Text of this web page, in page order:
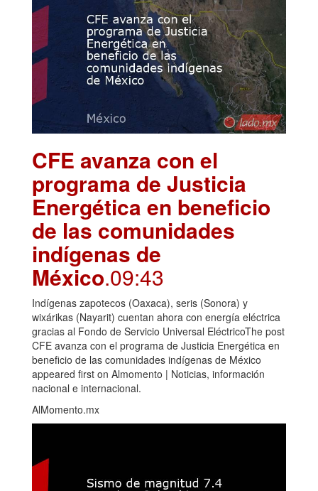
CFE avanza con el
programa de Justicia
Energética en beneficio
de las comunidades
indígenas de
México.09:43
Indígenas zapotecos (Oaxaca), seris (Sonora) y
wixárikas (Nayarit) cuentan ahora con energía eléctrica
gracias al Fondo de Servicio Universal EléctricoThe post
CFE avanza con el programa de Justicia Energética en
beneficio de las comunidades indígenas de México
appeared first on Almomento | Noticias, información
nacional e internacional.
AlMomento.mx